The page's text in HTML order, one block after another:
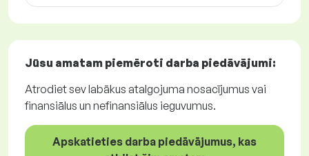
Jūsu amatam piemēroti darba piedāvājumi:
Atrodiet sev labākus atalgojuma nosacījumus vai
finansiālus un nefinansiālus ieguvumus.
Apskatieties darba piedāvājumus, kas